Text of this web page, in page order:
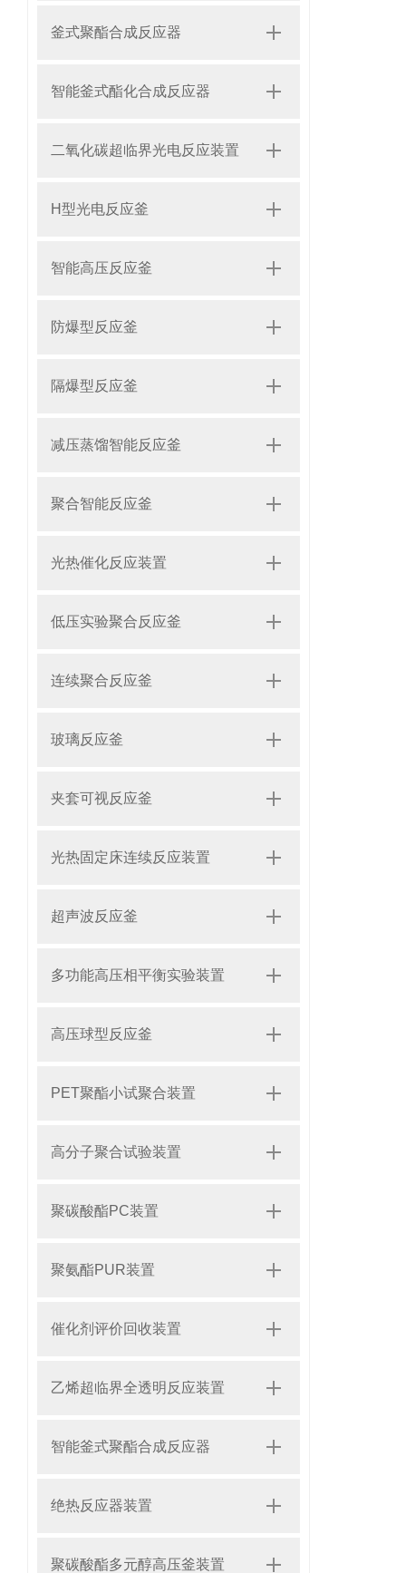
釜式聚酯合成反应器
智能釜式酯化合成反应器
二氧化碳超临界光电反应装置
H型光电反应釜
智能高压反应釜
防爆型反应釜
隔爆型反应釜
减压蒸馏智能反应釜
聚合智能反应釜
光热催化反应装置
低压实验聚合反应釜
连续聚合反应釜
玻璃反应釜
夹套可视反应釜
光热固定床连续反应装置
超声波反应釜
多功能高压相平衡实验装置
高压球型反应釜
PET聚酯小试聚合装置
高分子聚合试验装置
聚碳酸酯PC装置
聚氨酯PUR装置
催化剂评价回收装置
乙烯超临界全透明反应装置
智能釜式聚酯合成反应器
绝热反应器装置
聚碳酸酯多元醇高压釜装置